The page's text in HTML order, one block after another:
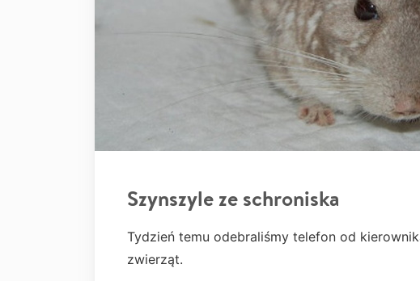
Szynszyle ze schroniska
Tydzień temu odebraliśmy telefon od
zwierząt.